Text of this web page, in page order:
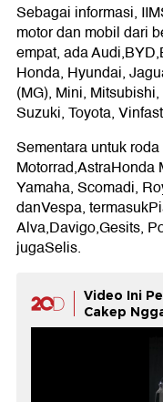
Sebagai informasi,
motor dan mobil dari
empat, ada
Honda, Hyundai,
(MG), Mini,
Suzuki, Toyota,
Sementara untuk
Motorrad,AstraHonda
Yamaha, Scomadi,
danVespa,
Alva,Davigo,Gesits,
jugaSelis.
Video Ini
Cakep